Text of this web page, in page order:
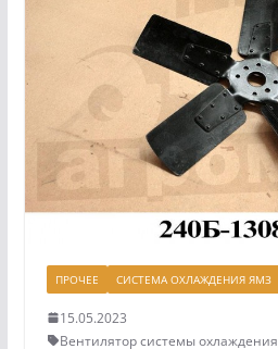
ПРОЧЕЕ СИСТЕМА ОХЛАЖДЕНИЯ ЯМЗ
15.05.2023
Вентилятор системы охлаждения